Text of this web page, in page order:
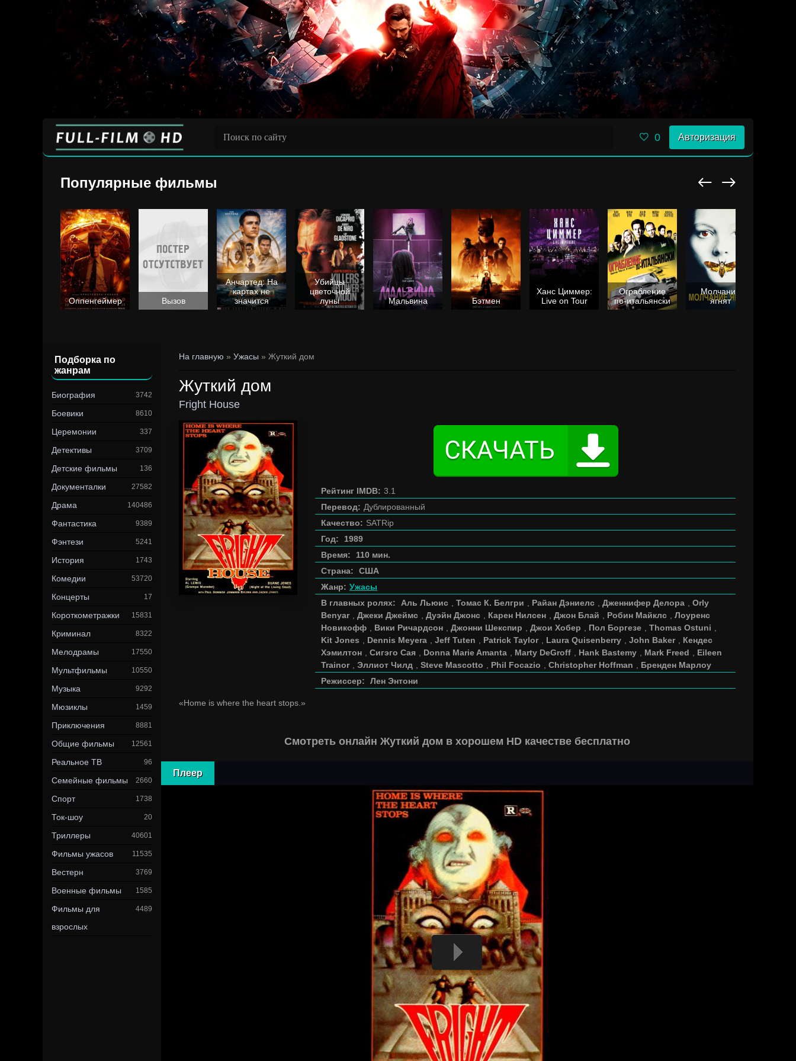
0 Авторизация
Популярные фильмы
Оппенгеймер Вызов
Анчартед: На
картах не
значится
Убийцы
цветочной
луны
Мальвина Бэтмен
Ханс Циммер:
Live on Tour
Ограбление
по-итальянски
Молчание
ягнят
Подборка по
жанрам
Биография 3742
Боевики 8610
Церемонии 337
Детективы 3709
Детские фильмы 136
Документалки 27582
Драма 140486
Фантастика 9389
Фэнтези 5241
История 1743
Комедии 53720
Концерты 17
Короткометражки 15831
Криминал 8322
Мелодрамы 17550
Мультфильмы 10550
Музыка 9292
Мюзиклы 1459
Приключения 8881
Общие фильмы 12561
Реальное ТВ 96
Семейные фильмы 2660
Спорт 1738
Ток-шоу 20
Триллеры 40601
Фильмы ужасов 11535
Вестерн 3769
Военные фильмы 1585
Фильмы для
взрослых
4489
На главную » Ужасы » Жуткий дом
Жуткий дом
Fright House
Рейтинг IMDB: 3.1
Перевод: Дублированный
Качество: SATRip
Год:
1989
Время:
110 мин.
Страна:
США
Жанр: Ужасы
В главных ролях:
Аль Льюис Томас К. Белгри Райан Дэниелс Дженнифер Делора
Orly
Benyar
Джеки Джеймс Дуэйн Джонс Карен Нилсен Джон Блай Робин Майклс
Лоуренс
Новикофф
Вики Ричардсон Джонни Шекспир Джои Хобер Пол Боргезе Thomas Ostuni
Kit Jones
Dennis Meyera Jeff Tuten Patrick Taylor Laura Quisenberry John Baker
Кендес
Хэмилтон
Сигэго Сая Donna Marie Amanta Marty DeGroff Hank Bastemy Mark Freed
Eileen
Trainor
Эллиот Чилд Steve Mascotto Phil Focazio Christopher Hoffman
Бренден Марлоу
Режиссер:
Лен Энтони
«Home is where the heart stops.»
Смотреть онлайн Жуткий дом в хорошем HD качестве бесплатно
Плеер